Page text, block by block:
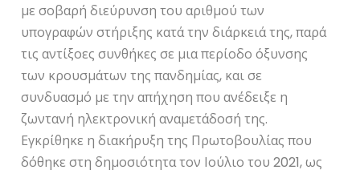
με σοβαρή διεύρυνση του αριθμού των
υπογραφών στήριξης κατά την διάρκειά της, παρά
τις αντίξοες συνθήκες σε μια περίοδο όξυνσης
των κρουσμάτων της πανδημίας, και σε
συνδυασμό με την απήχηση που ανέδειξε η
ζωντανή ηλεκτρονική αναμετάδοσή της.
Εγκρίθηκε η διακήρυξη της Πρωτοβουλίας που
δόθηκε στη δημοσιότητα τον Ιούλιο του 2021, ως